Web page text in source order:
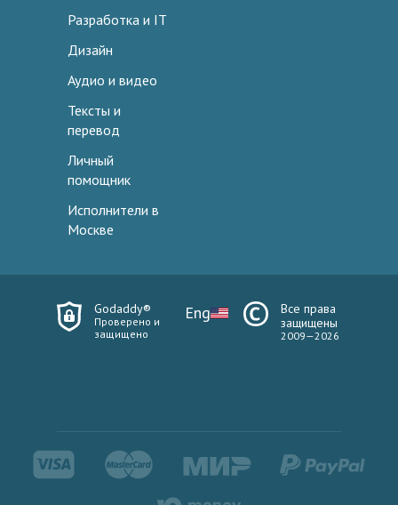
Разработка и IT
Дизайн
Аудио и видео
Тексты и
перевод
Личный
помощник
Исполнители в
Москве
Godaddy®
Проверено и
защищено
Eng
Все права
защищены
2009—2026